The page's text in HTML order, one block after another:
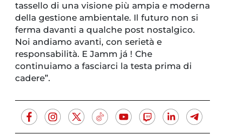
tassello di una visione più ampia e moderna
della gestione ambientale. Il futuro non si
ferma davanti a qualche post nostalgico.
Noi andiamo avanti, con serietà e
responsabilità. E Jamm já ! Che
continuiamo a fasciarci la testa prima di
cadere”.